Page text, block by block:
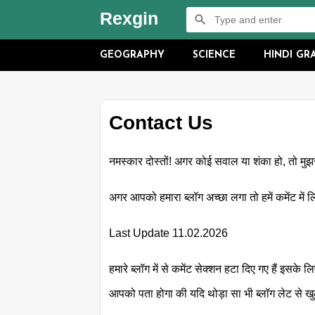
Rexgin
GEOGRAPHY SCIENCE HINDI
Contact Us
नमस्कार दोस्तों! अगर कोई सवाल या शंका हो,
अगर आपको हमारा ब्लॉग अच्छा लगा तो हमें कमेंट
Last Update 11.02.2026
हमारे ब्लॉग में से कमेंट सेक्शन हटा दिए गए हैं इसके
आपको पता होगा की यदि थोड़ा सा भी ब्लॉग लेट से